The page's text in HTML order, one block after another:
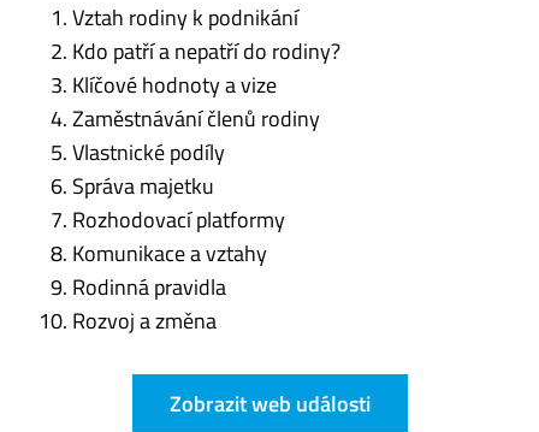
Vztah rodiny k podnikání
Kdo patří a nepatří do rodiny?
Klíčové hodnoty a vize
Zaměstnávání členů rodiny
Vlastnické podíly
Správa majetku
Rozhodovací platformy
Komunikace a vztahy
Rodinná pravidla
Rozvoj a změna
Zobrazit web události